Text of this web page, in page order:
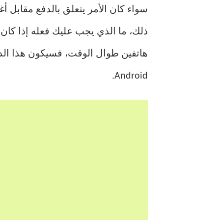
سواء كان الأمر يتعلق بالدفع مقابل
Android.